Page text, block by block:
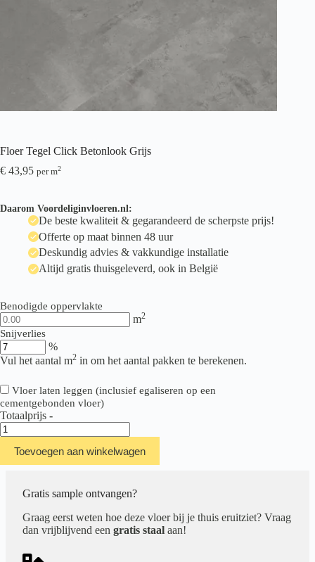
Floer Tegel Click Betonlook Grijs
€ 43,95 per m2
Daarom Voordeliginvloeren.nl:
De beste kwaliteit & gegarandeerd de scherpste prijs!
Offerte op maat binnen 48 uur
Deskundig advies & vakkundige installatie
Altijd gratis thuisgeleverd, ook in België
Benodigde oppervlakte
m2
Snijverlies
%
Vul het aantal m2 in om het aantal pakken te berekenen.
Vloer laten leggen (inclusief egaliseren op een
cementgebonden vloer)
Totaalprijs -
Floer
Tegel
Click
Betonlook
aantal
Toevoegen aan winkelwagen
Gratis sample ontvangen?
Graag eerst weten hoe deze vloer bij je thuis eruitziet? Vraag
dan vrijblijvend een gratis staal aan!